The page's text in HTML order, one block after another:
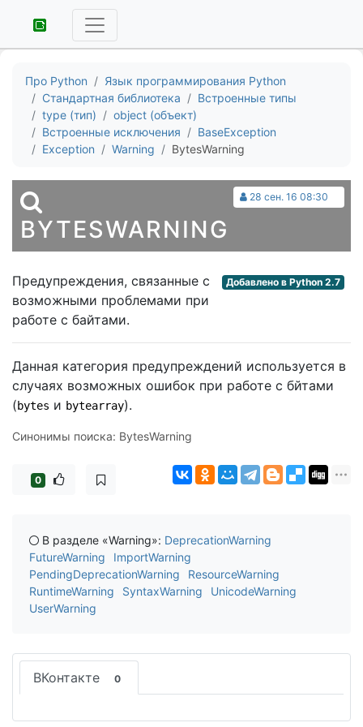
Про Python
Язык программирования Python
Стандартная библиотека
Встроенные типы
type (тип)
object (объект)
Встроенные исключения
BaseException
Exception
Warning BytesWarning
28 сен. 16 08:30
BYTESWARNING
Добавлено в Python 2.7
Предупреждения, связанные с
возможными проблемами при
работе с байтами.
Данная категория предупреждений используется в
случаях возможных ошибок при работе с бйтами
(bytes и bytearray).
Синонимы поиска: BytesWarning
0
В разделе «Warning»: DeprecationWarning
FutureWarning
ImportWarning
PendingDeprecationWarning
ResourceWarning
RuntimeWarning
SyntaxWarning
UnicodeWarning
UserWarning
ВКонтакте 0